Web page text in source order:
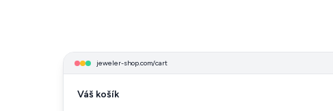
jeweler-shop.com/cart
Váš košík